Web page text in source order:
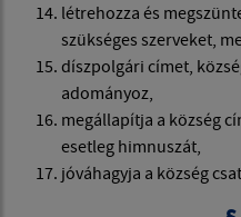
létrehozza és
szükséges szerveket,
díszpolgári címet,
adományoz,
megállapítja a község
esetleg himnuszát,
jóváhagyja a község